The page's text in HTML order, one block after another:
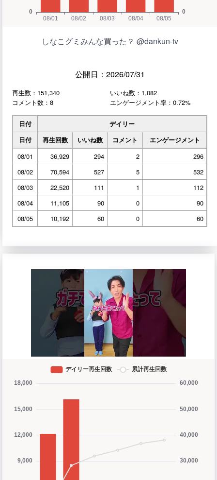
しなこグミみんな買った？ @dankun-tv
公開日：2026/07/31
再生数：151,340
いいね数：1,082
コメント数：8
エンゲージメント率：0.72%
日付
デイリー
日付
再生回数 いいね数 コメント
エンゲージメント
08/01
36,929 294 2
296
08/02
70,594 527 5
532
08/03
22,520 111 1
112
08/04
11,105 90 0
90
08/05
10,192 60 0 60